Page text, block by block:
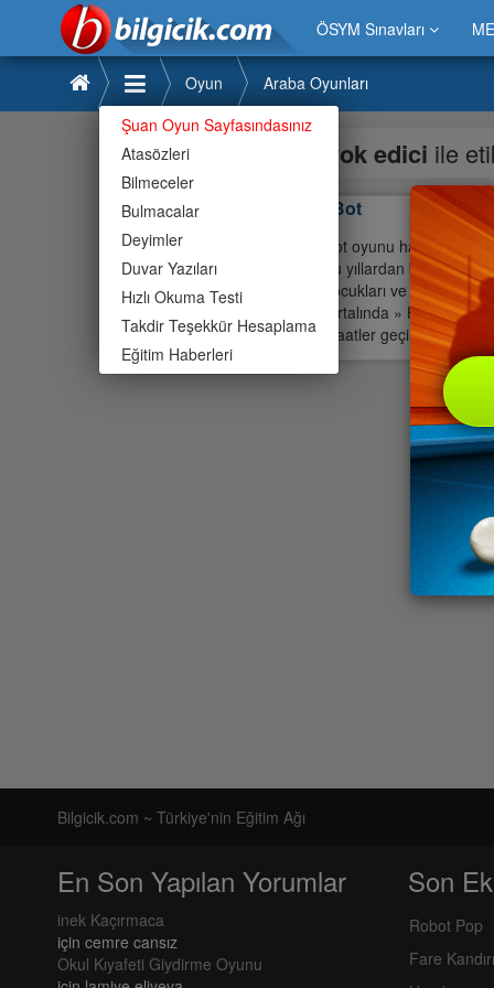
ÖSYM Sınavları
Şuan Oyun Sayfasındasınız
Atasözleri
Bilmeceler
Bulmacalar
Deyimler
Duvar Yazıları
Hızlı Okuma Testi
Takdir Teşekkür Hesaplama
Eğitim Haberleri
Oyun Araba Oyunları
yok edici ile
HarapBot
HarapBot oyunu hakkında
oyununu yıllardan beri oyun
erkek çocukları ve
oyun portalında » HarapBot
harika saatler
Bilgicik.com ~ Türkiye'nin Eğitim Ağı
En Son Yapılan Yorumlar
inek Kaçırmaca
için cemre cansız
Okul Kıyafeti Giydirme Oyunu
Son
Robot Pop
Fare